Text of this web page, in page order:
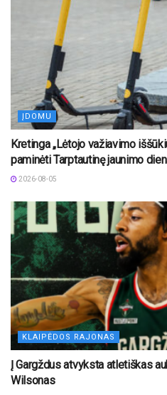
ĮDOMU
Kretinga „Lėtojo važiavimo
paminėti Tarptautinę jaunimo
2026-08-05
KLAIPĖDOS RAJONAS
Į Gargždus atvyksta atletiškas
Wilsonas